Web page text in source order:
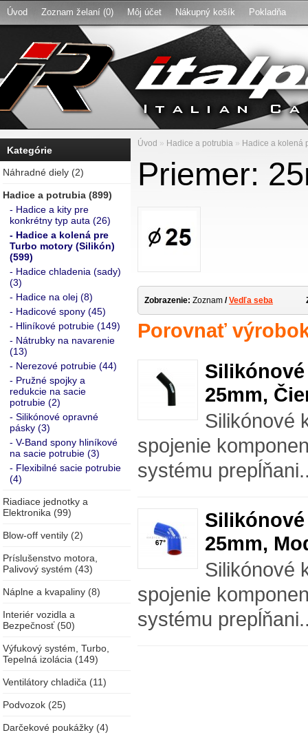
Úvod Zoznam želaní (0) Môj účet Nákupný košík Pokladňa
Kategórie
Náhradné diely (2)
Hadice a potrubia (899)
- Hadice a kity pre
konkrétny typ auta (26)
- Hadice a kolená pre
Turbo motory (Silikón)
(599)
- Hadice chladenia (sady)
(3)
- Hadice na olej (8)
- Hadicové spony (45)
- Hliníkové potrubie (149)
- Nátrubky na navarenie
(13)
- Nerezové potrubie (44)
- Pružné spojky a
redukcie na sacie
potrubie (2)
- Silikónové opravné
pásky (3)
- V-Band spony hliníkové
na sacie potrubie (3)
- Flexibilné sacie potrubie
(4)
Riadiace jednotky a
Elektronika (99)
Blow-off ventily (2)
Príslušenstvo motora,
Palivový systém (43)
Náplne a kvapaliny (8)
Interiér vozidla a
Bezpečnosť (50)
Výfukový systém, Turbo,
Tepelná izolácia (149)
Ventilátory chladiča (11)
Podvozok (25)
Darčekové poukážky (4)
Úvod » Hadice a potrubia » Hadice a kolená
Priemer:
Zobrazenie: Zoznam / Vedľa seba
Porovnať
Silikónové
25mm,
Silikónové
spojenie
systému
Silikónové
25mm,
Silikónové
spojenie
systému